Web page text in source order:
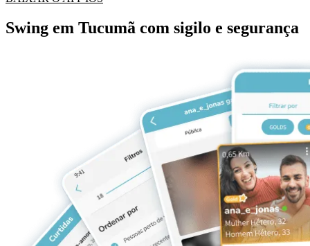
Swing em Tucumã com sigilo e segurança